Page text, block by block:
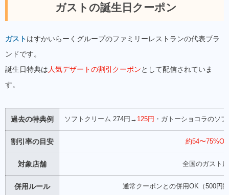
ガストの誕生日クーポン
ガストはすかいらーくグループのファミリーレストランの代表ブラ
ンドです。
誕生日特典は人気デザートの割引クーポンとして配信されていま
す。
過去の特典例 ソフトクリーム 274円→ 125円 ・ガトーショコラのソ
割引率の目安 約54〜
対象店舗 全国のガスト
併用ルール 通常クーポンとの併用OK（500円